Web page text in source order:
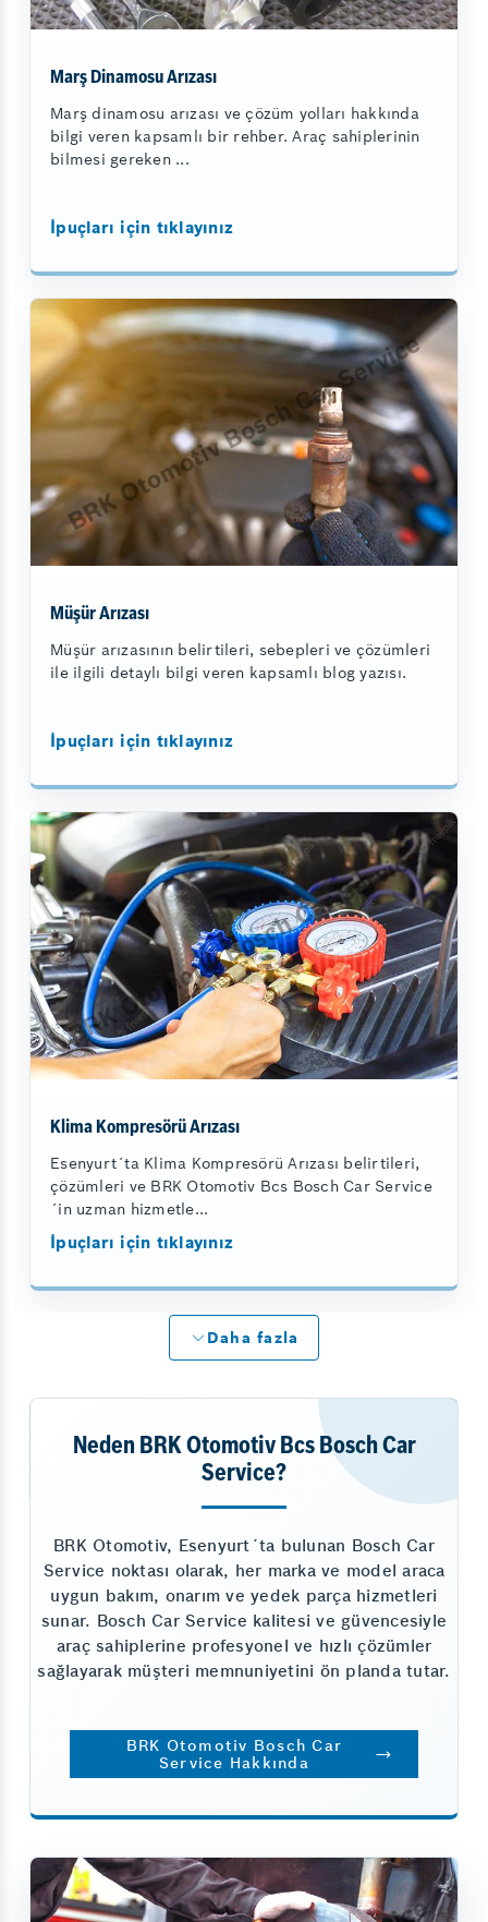
Marş Dinamosu Arızası
Marş dinamosu arızası ve çözüm yolları hakkında
bilgi veren kapsamlı bir rehber. Araç sahiplerinin
bilmesi gereken ...
İpuçları için tıklayınız
Müşür Arızası
Müşür arızasının belirtileri, sebepleri ve çözümleri
ile ilgili detaylı bilgi veren kapsamlı blog yazısı.
İpuçları için tıklayınız
Klima Kompresörü Arızası
Esenyurt´ta Klima Kompresörü Arızası belirtileri,
çözümleri ve BRK Otomotiv Bcs Bosch Car Service
´in uzman hizmetle...
İpuçları için tıklayınız
Daha fazla
Neden BRK Otomotiv Bcs Bosch Car
Service?
BRK Otomotiv, Esenyurt´ta bulunan Bosch Car
Service noktası olarak, her marka ve model araca
uygun bakım, onarım ve yedek parça hizmetleri
sunar. Bosch Car Service kalitesi ve güvencesiyle
araç sahiplerine profesyonel ve hızlı çözümler
sağlayarak müşteri memnuniyetini ön planda tutar.
BRK Otomotiv Bosch Car
Service Hakkında